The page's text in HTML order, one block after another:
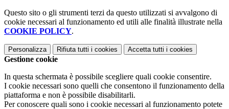
Questo sito o gli strumenti terzi da questo utilizzati si avvalgono di
cookie necessari al funzionamento ed utili alle finalità illustrate nella
COOKIE POLICY.
Personalizza Rifiuta tutti i cookies Accetta tutti i cookies
Gestione cookie
In questa schermata è possibile scegliere quali cookie consentire.
I cookie necessari sono quelli che consentono il funzionamento della
piattaforma e non è possibile disabilitarli.
Per conoscere quali sono i cookie necessari al funzionamento potete